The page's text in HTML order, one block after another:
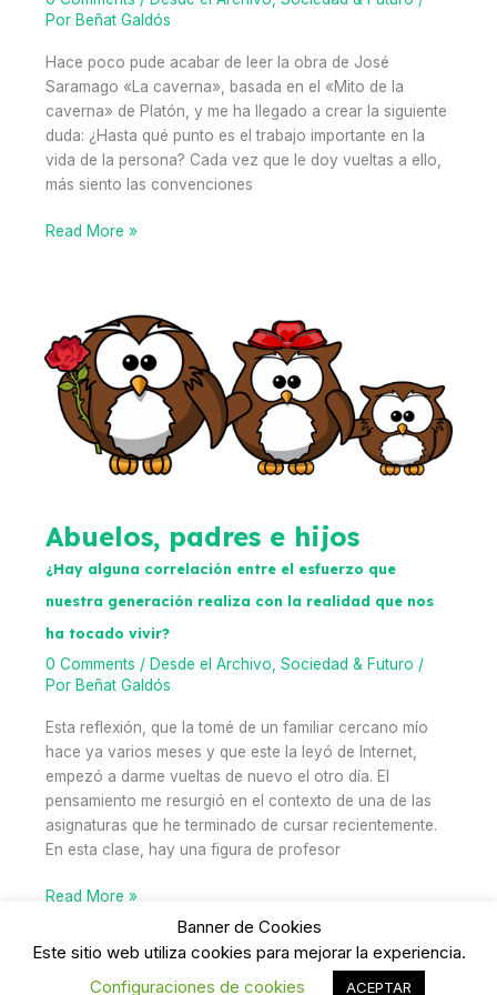
tiempo
que
algunos
esperan
Por Beñat Galdós
Hace poco pude acabar de leer la obra de José
Saramago «La caverna», basada en el «Mito de la
caverna» de Platón, y me ha llegado a crear la siguiente
duda: ¿Hasta qué punto es el trabajo importante en la
vida de la persona? Cada vez que le doy vueltas a ello,
más siento las convenciones
Empleo:
humano?
Divagación
breve
sobre
en
nuestra
Read More »
Abuelos, padres e hijos
¿Hay alguna correlación entre el esfuerzo que
nuestra generación realiza con la realidad que nos
ha tocado vivir?
0 Comments / Desde el Archivo, Sociedad & Futuro /
Por Beñat Galdós
Esta reflexión, que la tomé de un familiar cercano mío
hace ya varios meses y que este la leyó de Internet,
empezó a darme vueltas de nuevo el otro día. El
pensamiento me resurgió en el contexto de una de las
asignaturas que he terminado de cursar recientemente.
En esta clase, hay una figura de profesor
Abuelos,
e
Read More »
Load More
Banner de Cookies
Este sitio web utiliza cookies para mejorar la experiencia.
Configuraciones de cookies
ACEPTAR